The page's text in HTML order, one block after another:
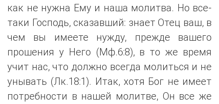
как не нужна Ему и наша молитва. Но все-
таки Господь, сказавший: знает Отец ваш, в
чем вы имеете нужду, прежде вашего
прошения у Него (Мф.6:8), в то же время
учит нас, что должно всегда молиться и не
унывать (Лк.18:1). Итак, хотя Бог не имеет
потребности в нашей молитве, Он все же